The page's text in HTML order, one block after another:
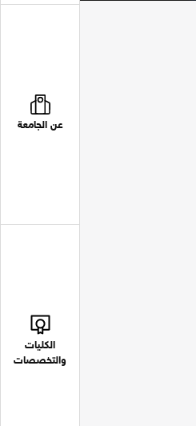
عن الجامعة
الكليات
والتخصصات